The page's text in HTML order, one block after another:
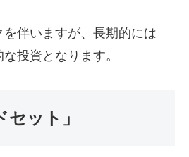
伴いますが、長期的には
投資となります。
ット」